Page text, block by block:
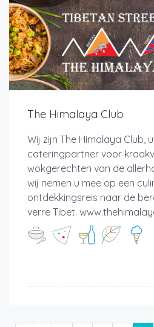
The Himalaya Club
Wij zijn The Himalaya Club,
cateringpartner voor
wokgerechten van de
wij nemen u mee op een
ontdekkingsreis naar de
verre Tibet.